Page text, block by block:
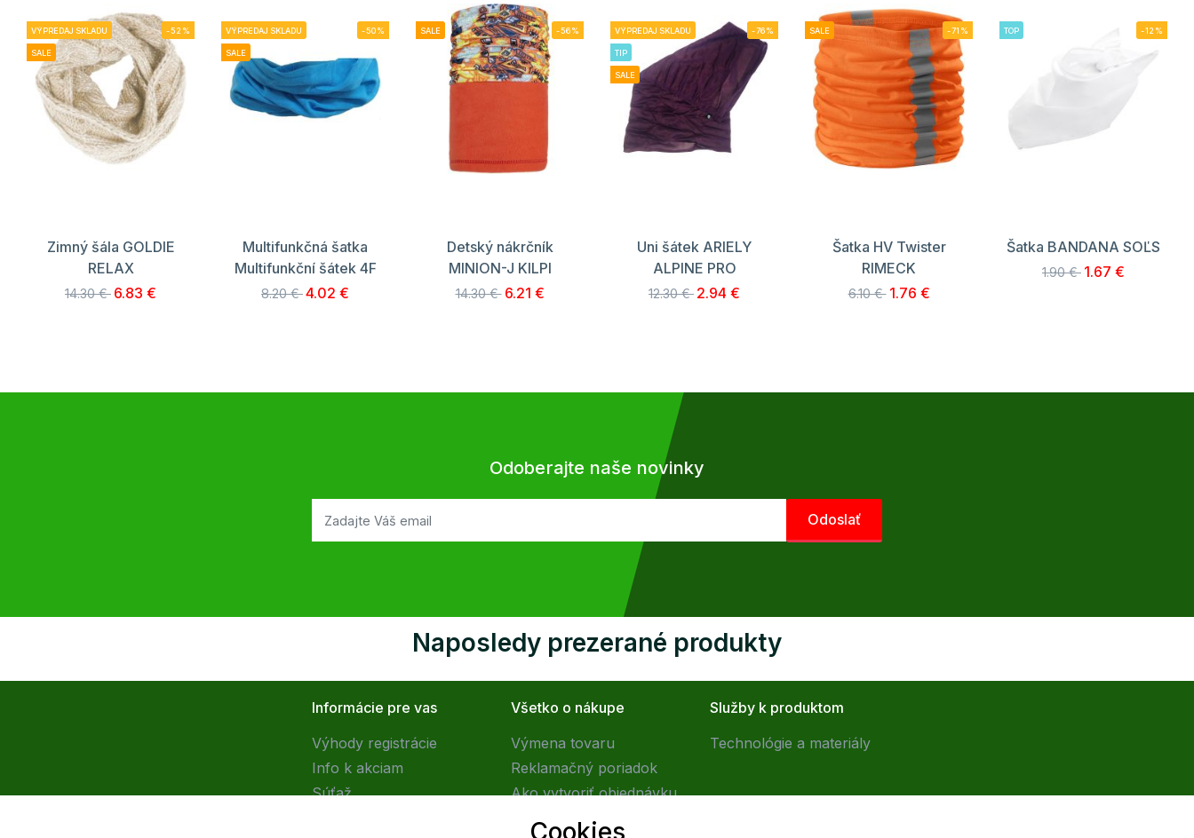
VÝPREDAJ SKLADU
SALE
-52%
Zimný šála GOLDIE
RELAX
14.30 € 6.83 €
VÝPREDAJ SKLADU
SALE
-50%
Multifunkčná šatka
Multifunkční šátek 4F
8.20 €4.02 €
SALE -56%
Detský nákrčník
MINION-J KILPI
14.30 € 6.21 €
VÝPREDAJ SKLADU
TIP
SALE
-76%
Uni šátek ARIELY
ALPINE PRO
12.30 € 2.94 €
SALE -71%
Šatka HV Twister
RIMECK
6.10 € 1.76 €
TOP -12%
Šatka BANDANA SOĽS
1.90 € 1.67 €
Odoberajte naše novinky
Naposledy prezerané produkty
Informácie pre vas
Výhody registrácie
Info k akciam
Súťaž
Všetko o nákupe
Výmena tovaru
Reklamačný poriadok
Ako vytvoriť objednávku
Obchodné podmienky
Služby k produktom
Technológie a materiály
Cookies